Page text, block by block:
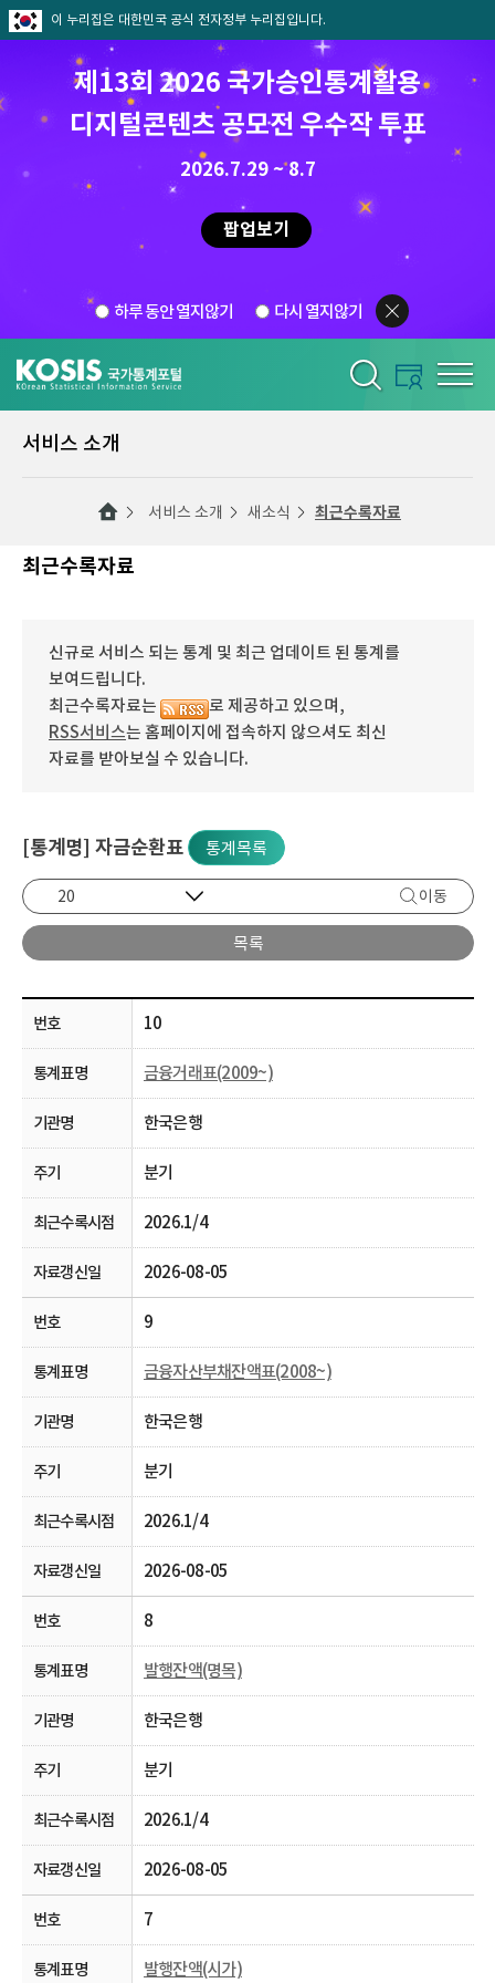
이 누리집은 대한민국 공식 전자정부 누리집입니다.
제13회 2026 국가승인통계활용
디지털콘텐츠 공모전 우수작 투표
2026.7.29 ~ 8.7
팝업보기
하루 동안 열지않기 다시 열지않기
서비스 소개
서비스 소개 새소식 최근수록자료
최근수록자료
신규로 서비스 되는 통계 및 최근 업데이트 된 통계를
보여드립니다.
최근수록자료는
로 제공하고 있으며,
RSS서비스는 홈페이지에 접속하지 않으셔도 최신
자료를 받아보실 수 있습니다.
[통계명] 자금순환표 통계목록
이동
목록
10
금융거래표(2009~)
한국은행
분기
2026.1/4
2026-08-05
9
금융자산부채잔액표(2008~)
한국은행
분기
2026.1/4
2026-08-05
8
발행잔액(명목)
한국은행
분기
2026.1/4
2026-08-05
7
발행잔액(시가)